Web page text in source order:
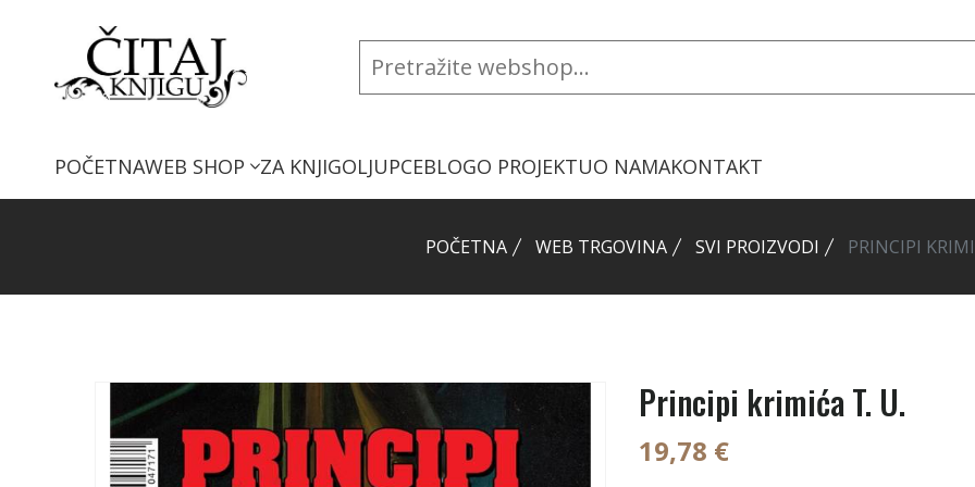
POČETNAWEB SHOP ZA KNJIGOLJUPCEBLOGO PROJEKTUO NAMAKONTAKT
POČETNA WEB TRGOVINA SVI PROIZVODI PRINCIPI
Principi krimića T. U.
19,78 €